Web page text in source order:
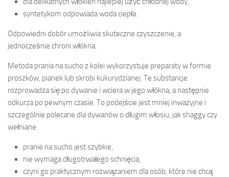
syntetykom odpowiada woda ciepła.
Odpowiedni dobór umożliwia skuteczne czyszczenie, a
jednocześnie chroni włókna.
Metoda prania na sucho z kolei wykorzystuje preparaty w formie
proszków, pianek lub skrobi kukurydzianej. Te substancje
rozprowadza się po dywanie i wciera w jego włókna, a następnie
odkurza po pewnym czasie. To podejście jest mniej inwazyjne i
szczególnie polecane dla dywanów o długim włosiu, jak shaggy czy
wełniane:
pranie na sucho jest szybkie,
nie wymaga długotrwałego schnięcia,
czyni go praktycznym rozwiązaniem dla osób, które nie chcą